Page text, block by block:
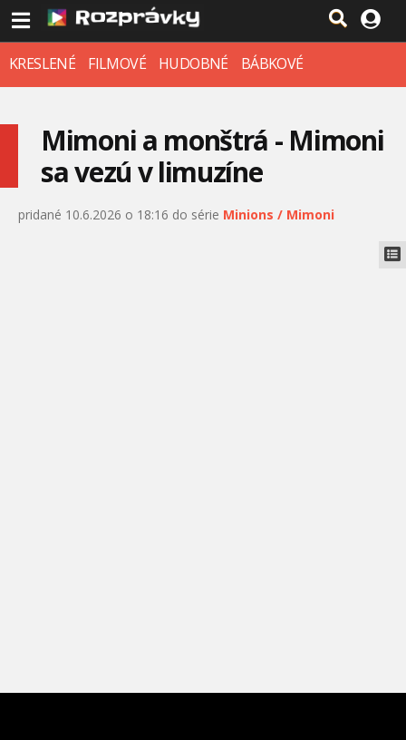
KRESLENÉ FILMOVÉ HUDOBNÉ BÁBKOVÉ
Mimoni a monštrá - Mimoni
sa vezú v limuzíne
pridané 10.6.2026 o 18:16 do série Minions / Mimoni